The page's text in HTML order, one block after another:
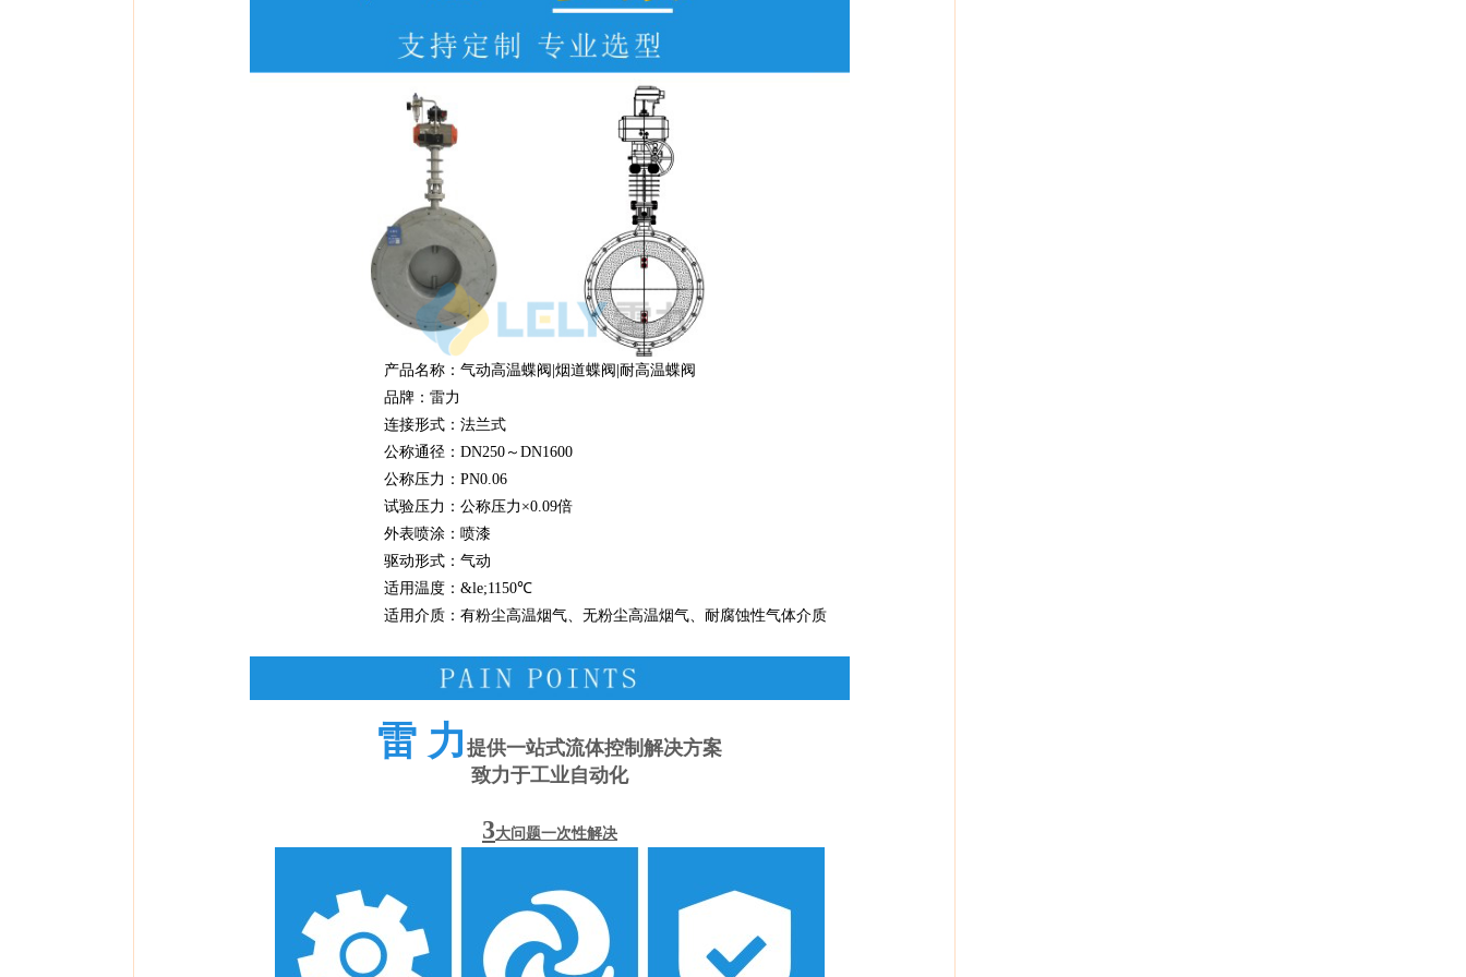
产品名称：气动高温蝶阀|烟道蝶阀|耐高温蝶阀
品牌：雷力
连接形式：法兰式
公称通径：DN250～DN1600
公称压力：PN0.06
试验压力：公称压力×0.09倍
外表喷涂：喷漆
驱动形式：气动
适用温度：&le;1150℃
适用介质：有粉尘高温烟气、无粉尘高温烟气、耐腐蚀性气体介质
雷力 提供一站式流体控制解决方案
致力于工业自动化
3大问题一次性解决